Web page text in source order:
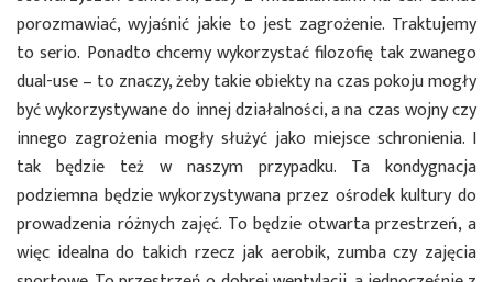
porozmawiać, wyjaśnić jakie to jest zagrożenie. Traktujemy
to serio. Ponadto chcemy wykorzystać filozofię tak zwanego
dual-use – to znaczy, żeby takie obiekty na czas pokoju mogły
być wykorzystywane do innej działalności, a na czas wojny czy
innego zagrożenia mogły służyć jako miejsce schronienia. I
tak będzie też w naszym przypadku. Ta kondygnacja
podziemna będzie wykorzystywana przez ośrodek kultury do
prowadzenia różnych zajęć. To będzie otwarta przestrzeń, a
więc idealna do takich rzecz jak aerobik, zumba czy zajęcia